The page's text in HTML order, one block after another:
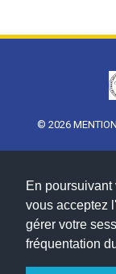
En
vous acceptez
gérer votre
fréquentation
© 2026